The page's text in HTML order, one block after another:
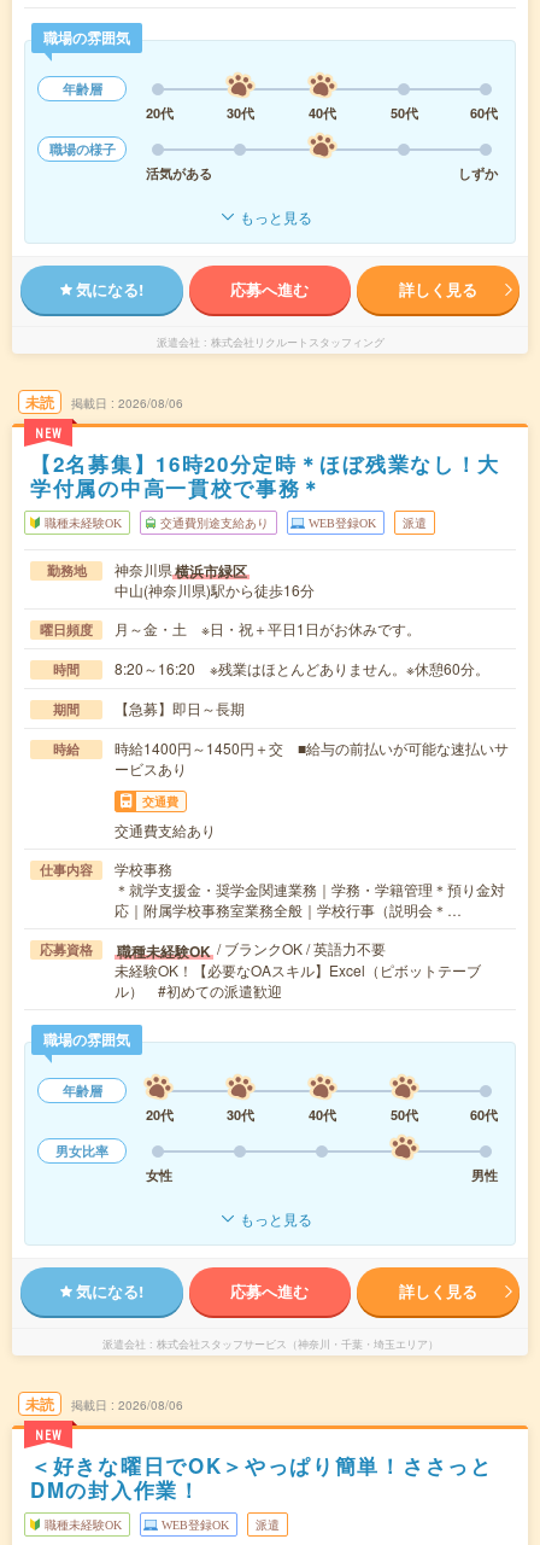
職場の雰囲気
年齢層
20代
30代 40代 50代
60代
職場の様子
活気がある
しずか
もっと見る
気になる! 応募へ進む 詳しく見る
派遣会社 株式会社リクルートスタッフィング
未読
NEW
掲載日 2026/08/06
【2名募集】16時20分定時＊ほぼ残業なし！大
学付属の中高一貫校で事務＊
職種未経験OK 交通費別途支給あり WEB登録OK 派遣
勤務地 神奈川県横浜市緑区
中山(神奈川県)駅から徒歩16分
曜日頻度 月～金・土 ※日・祝＋平日1日がお休みです。
時間 8:20～16:20 ※残業はほとんどありません。※休憩60分。
期間 【急募】即日～長期
時給
時給1400円～1450円＋交 ■給与の前払いが可能な速払いサ
ービスあり
交通費
交通費支給あり
仕事内容
学校事務
＊就学支援金・奨学金関連業務｜学務・学籍管理＊預り金対
応｜附属学校事務室業務全般｜学校行事（説明会＊…
応募資格 職種未経験OK / ブランクOK / 英語力不要
未経験OK！【必要なOAスキル】Excel（ピボットテーブ
ル） #初めての派遣歓迎
職場の雰囲気
年齢層
20代
30代 40代 50代
60代
男女比率
女性
男性
もっと見る
気になる! 応募へ進む 詳しく見る
派遣会社 株式会社スタッフサービス（神奈川・千葉・埼玉エリア）
未読
NEW
掲載日 2026/08/06
＜好きな曜日でOK＞やっぱり簡単！ささっと
DMの封入作業！
職種未経験OK WEB登録OK 派遣